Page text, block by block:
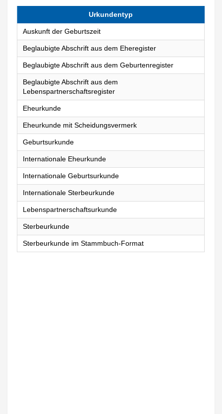
Urkundentyp
Auskunft der Geburtszeit
Beglaubigte Abschrift aus dem Eheregister
Beglaubigte Abschrift aus dem Geburtenregister
Beglaubigte Abschrift aus dem
Lebenspartnerschaftsregister
Eheurkunde
Eheurkunde mit Scheidungsvermerk
Geburtsurkunde
Internationale Eheurkunde
Internationale Geburtsurkunde
Internationale Sterbeurkunde
Lebenspartnerschaftsurkunde
Sterbeurkunde
Sterbeurkunde im Stammbuch-Format